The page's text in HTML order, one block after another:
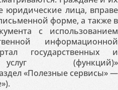
юридические лица, вправе
форме, а также в
с использованием
информационной
государственных и
(функций)»
«Полезные сервисы» —